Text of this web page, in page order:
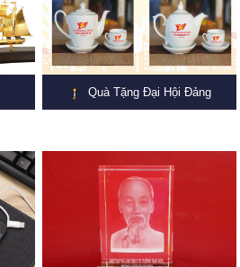
Quà Tặng Đại Hội Đảng